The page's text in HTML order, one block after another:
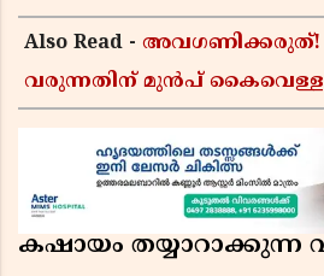
Also Read - അവഗണിക്കരുത്!
വരുന്നതിന് മുൻപ് കൈവെള്ള
കഷായം തയ്യാറാക്കുന്ന